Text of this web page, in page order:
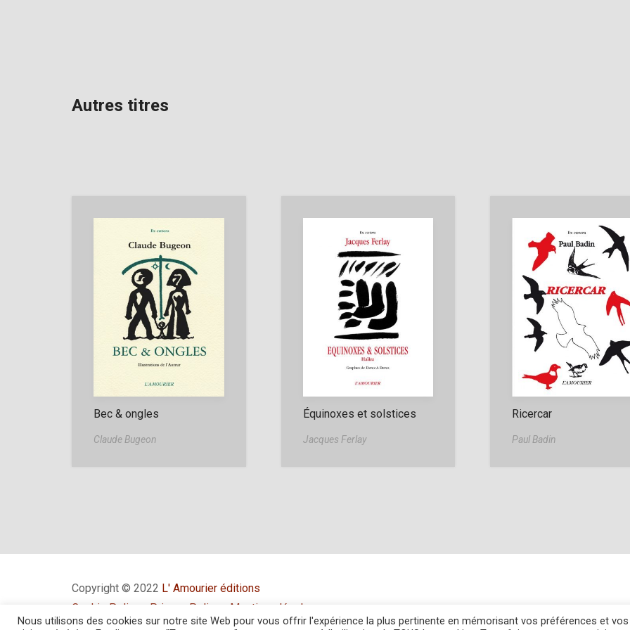
Autres titres
Bec & ongles
Claude Bugeon
Équinoxes et solstices
Jacques Ferlay
Ricercar
Paul Badin
Copyright © 2022 L' Amourier éditions
Cookie Policy
Privacy Policy
Mentions légales
Nous utilisons des cookies sur notre site Web pour vous offrir l'expérience la plus pertinente en mémorisant vos préférences et vos